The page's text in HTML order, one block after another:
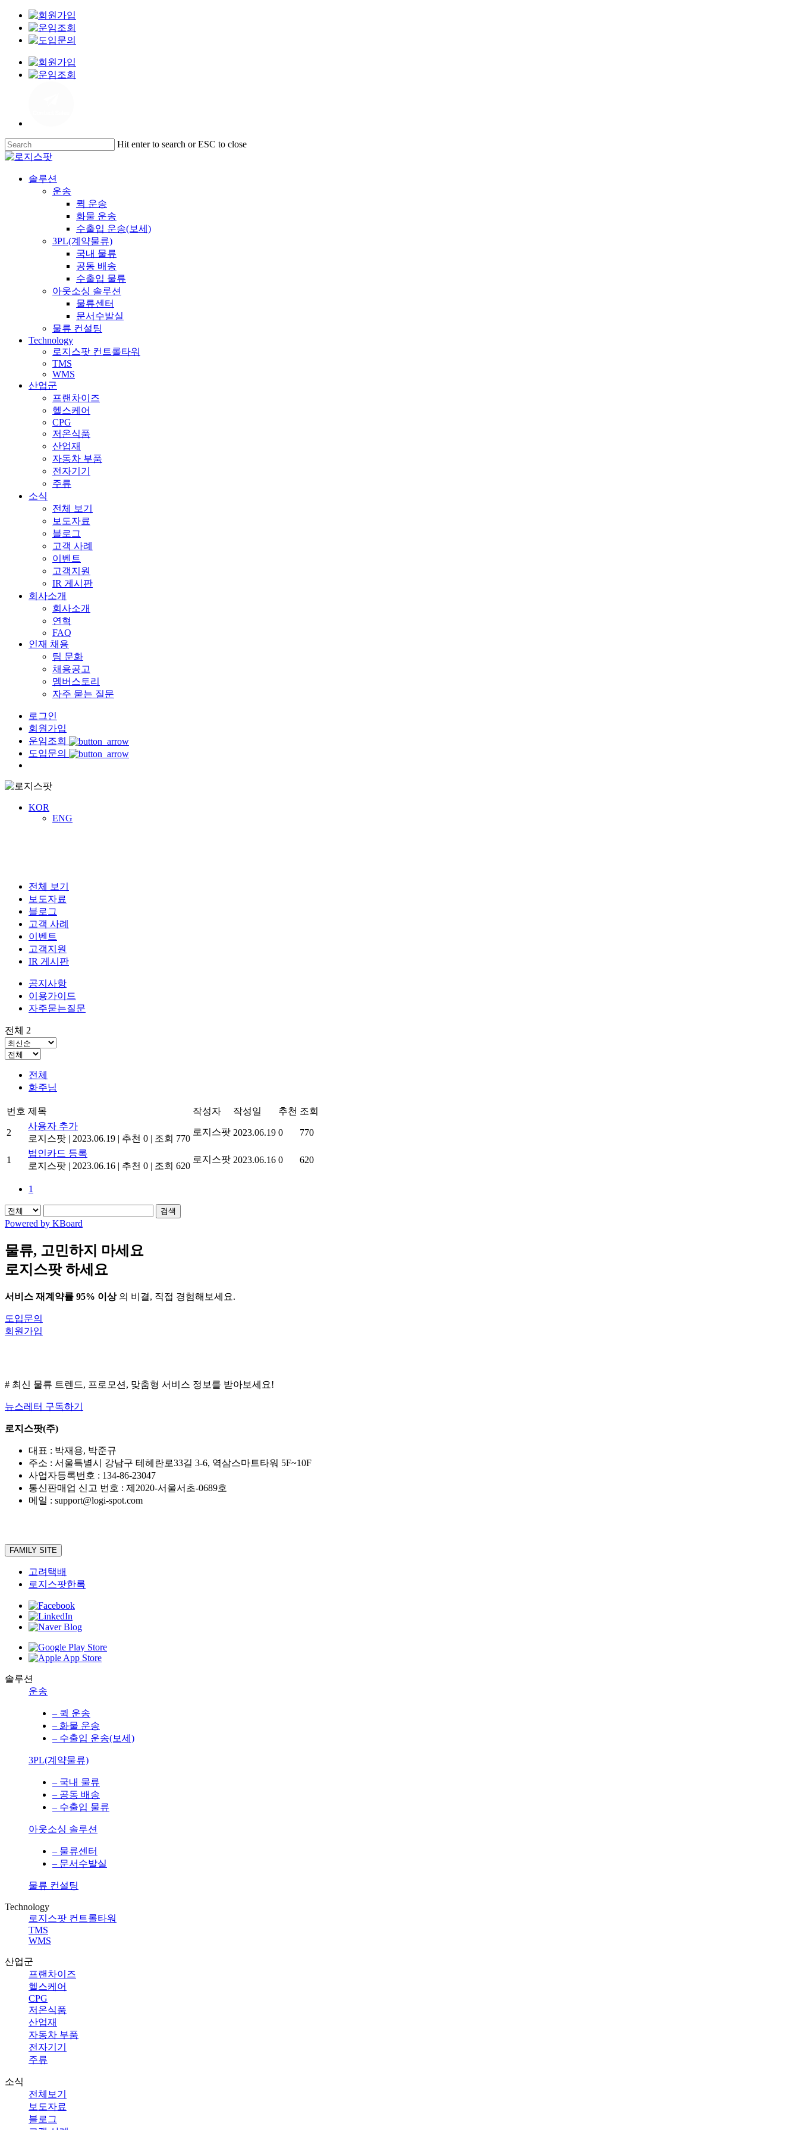
Skip
content
Hit enter to search or ESC to close
Close
Menu
솔루션
운송
퀵 운송
화물 운송
수출입 운송(보세)
3PL(계약물류)
국내 물류
공동 배송
수출입 물류
아웃소싱 솔루션
물류센터
문서수발실
물류 컨설팅
Technology
로지스팟 컨트롤타워
TMS
WMS
산업군
프랜차이즈
헬스케어
CPG
저온식품
산업재
자동차 부품
전자기기
주류
소식
전체 보기
보도자료
블로그
고객 사례
이벤트
고객지원
IR 게시판
회사소개
회사소개
연혁
FAQ
인재 채용
팀 문화
채용공고
멤버스토리
자주 묻는 질문
로그인
회원가입
운임조회
도입문의
KOR
ENG
문의부터 해결까지, 빠르게
전체 보기
보도자료
블로그
고객 사례
이벤트
고객지원
IR 게시판
공지사항
이용가이드
자주묻는질문
전체 2
전체
화주님
번호 제목 작성자 작성일 추천 조회
2
사용자 추가
로지스팟 | 2023.06.19 | 추천 0 | 조회 770
로지스팟 2023.06.19 0 770
1
법인카드 등록
로지스팟 | 2023.06.16 | 추천 0 | 조회 620
로지스팟 2023.06.16 0 620
1
검색
Powered by KBoard
물류, 고민하지 마세요
로지스팟 하세요
서비스 재계약률 95% 이상의 비결, 직접 경험해보세요.
도입문의
회원가입
# 최신 물류 트렌드, 프로모션, 맞춤형 서비스 정보를 받아보세요!
뉴스레터 구독하기
로지스팟(주)
대표 : 박재용, 박준규
주소 : 서울특별시 강남구 테헤란로33길 3-6, 역삼스마트타워 5F~10F
사업자등록번호 : 134-86-23047
통신판매업 신고 번호 : 제2020-서울서초-0689호
메일 : support@logi-spot.com
FAMILY SITE
고려택배
로지스팟한록
솔루션
운송
– 퀵 운송
– 화물 운송
– 수출입 운송(보세)
3PL(계약물류)
– 국내 물류
– 공동 배송
– 수출입 물류
아웃소싱 솔루션
– 물류센터
– 문서수발실
물류 컨설팅
Technology
로지스팟 컨트롤타워
TMS
WMS
산업군
프랜차이즈
헬스케어
CPG
저온식품
산업재
자동차 부품
전자기기
주류
소식
전체보기
보도자료
블로그